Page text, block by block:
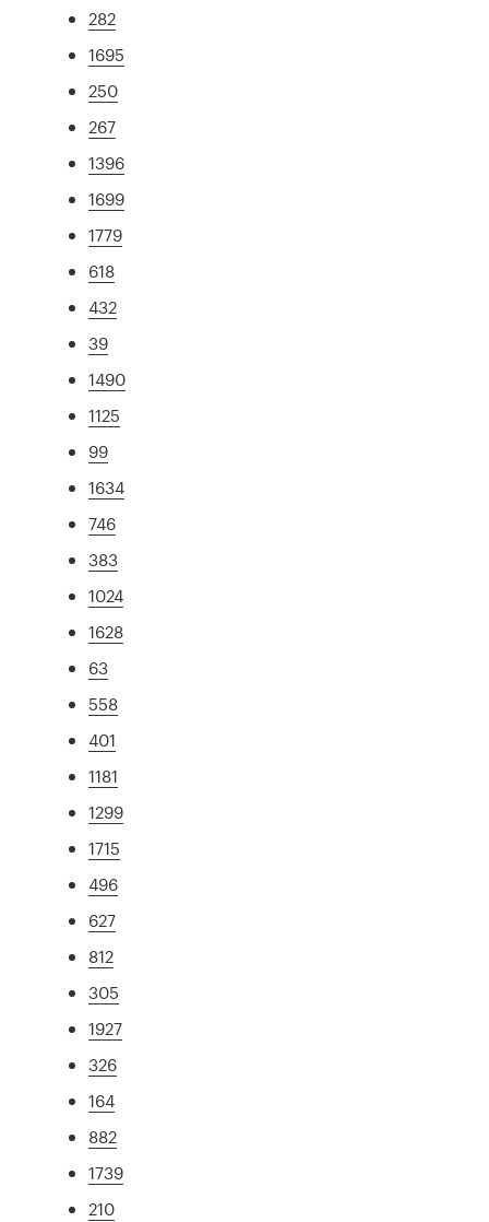
282
1695
250
267
1396
1699
1779
618
432
39
1490
1125
99
1634
746
383
1024
1628
63
558
401
1181
1299
1715
496
627
812
305
1927
326
164
882
1739
210